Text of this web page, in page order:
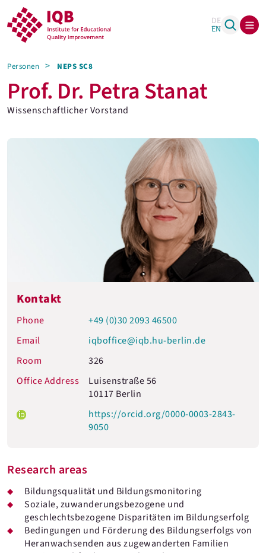
DE
EN
Research areas
Bildungsqualität und Bildungsmonitoring
Soziale, zuwanderungsbezogene und
geschlechtsbezogene Disparitäten im Bildungserfolg
Bedingungen und Förderung des Bildungserfolgs von
Heranwachsenden aus zugewanderten Familien
Personen NEPS SC8
Prof. Dr. Petra Stanat
Wissenschaftlicher Vorstand
Kontakt
Phone
+49 (0)30 2093 46500
Email
iqboffice@iqb.hu-berlin.de
Room
326
Office Address
Luisenstraße 56
10117 Berlin
https://orcid.org/0000-0003-2843-
9050